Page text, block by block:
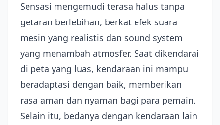
Sensasi mengemudi terasa halus tanpa
getaran berlebihan, berkat efek suara
mesin yang realistis dan sound system
yang menambah atmosfer. Saat dikendarai
di peta yang luas, kendaraan ini mampu
beradaptasi dengan baik, memberikan
rasa aman dan nyaman bagi para pemain.
Selain itu, bedanya dengan kendaraan lain